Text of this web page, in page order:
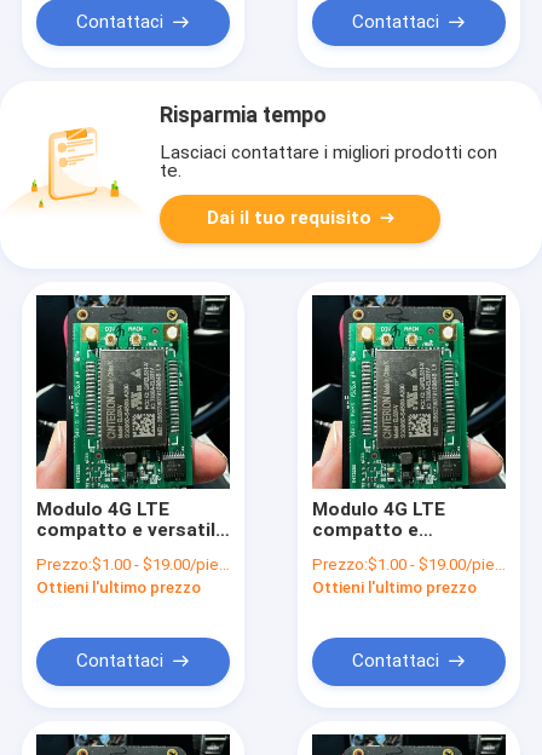
Contattaci Contattaci
Risparmia tempo
Lasciaci contattare i migliori prodotti con
te.
Dai il tuo requisito
Modulo 4G LTE
compatto e versatile
lavoro difficili
Prezzo:$1.00 - $19.00/pieces
Ottieni l'ultimo prezzo
Contattaci
Modulo 4G LTE
compatto e
SSL/TLS, gamma di
temperatura da
Prezzo:$1.00 - $19.00/pieces
Ottieni l'ultimo prezzo
Contattaci